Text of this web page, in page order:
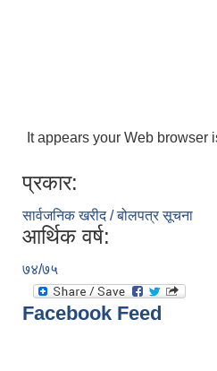
It appears your Web
प्रकार:
सार्वजनिक खरीद / बोलपत्र सूचना
आर्थिक वर्ष:
७४/७५
Facebook Feed